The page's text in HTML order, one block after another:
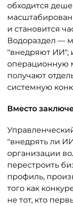
обходится
и становится
Водораздел —
"внедряют ИИ",
операционную
получают
системную
Вместо
"внедрять ли
организации
перестроить
профиль,
того как
не тот, кто